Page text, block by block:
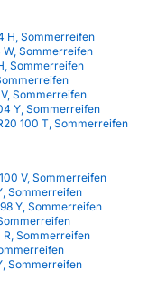
H, Sommerreifen
W, Sommerreifen
Sommerreifen
Sommerreifen
Y, Sommerreifen
100 T, Sommerreifen
V, Sommerreifen
Sommerreifen
Y, Sommerreifen
R, Sommerreifen
Sommerreifen